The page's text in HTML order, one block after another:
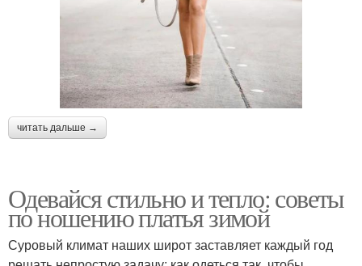
читать дальше →
Одевайся стильно и тепло: советы
по ношению платья зимой
Суровый климат наших широт заставляет каждый год